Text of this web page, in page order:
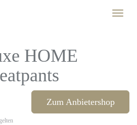
Toggle
HOME
Zum Anbietershop